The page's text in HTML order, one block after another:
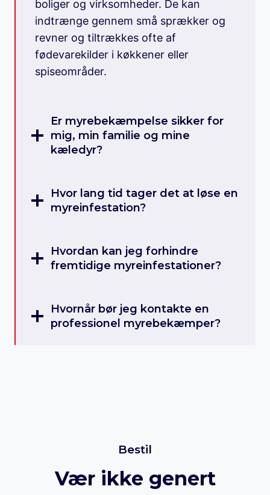
boliger og virksomheder. De kan
indtrænge gennem små sprækker og
revner og tiltrækkes ofte af
fødevarekilder i køkkener eller
spiseområder.
Er myrebekæmpelse sikker for
mig, min familie og mine
kæledyr?
Hvor lang tid tager det at løse en
myreinfestation?
Hvordan kan jeg forhindre
fremtidige myreinfestationer?
Hvornår bør jeg kontakte en
professionel myrebekæmper?
Bestil
Vær ikke genert